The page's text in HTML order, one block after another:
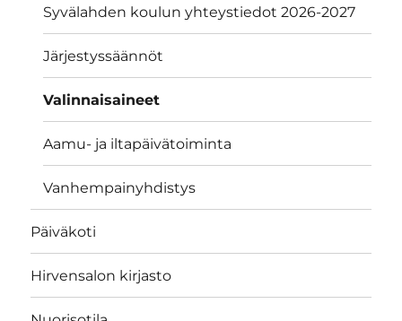
Syvälahden koulun yhteystiedot 2026-2027
Järjestyssäännöt
Valinnaisaineet
Aamu- ja iltapäivätoiminta
Vanhempainyhdistys
Päiväkoti
Hirvensalon kirjasto